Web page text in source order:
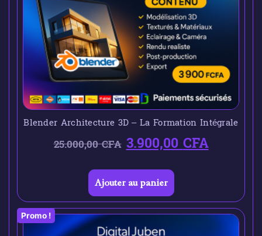
Blender Architecture 3D – La Formation Intégrale
25.000,00CFA 3.900,00CFA
Ajouter au panier
Promo !